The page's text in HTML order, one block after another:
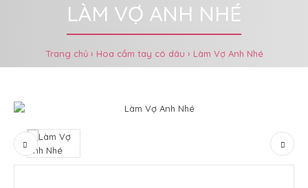
LÀM VỢ ANH NHÉ
Trang chủ Hoa cầm tay cô dâu Làm Vợ Anh Nhé